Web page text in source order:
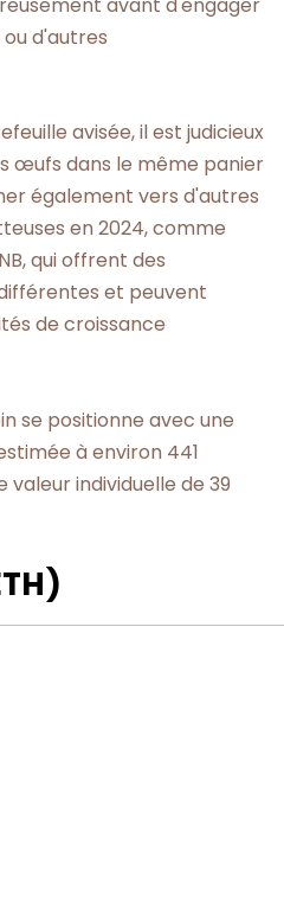
d'autres
avisée, il est judicieux
œufs dans le même panier
également vers d'autres
en 2024, comme
qui offrent des
et peuvent
de croissance
se positionne avec une
à environ 441
valeur individuelle de 39